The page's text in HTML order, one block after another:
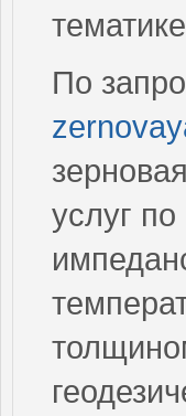
По
услуг